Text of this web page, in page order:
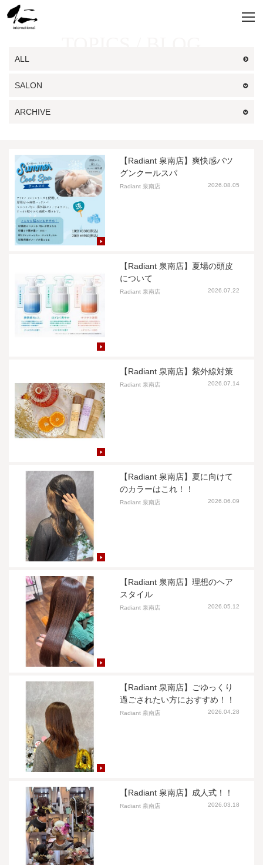
ALL
SALON
ARCHIVE
【Radiant 泉南店】爽快感バツ
グンクールスパ
Radiant 泉南店 2026.08.05
【Radiant 泉南店】夏場の頭皮
について
Radiant 泉南店 2026.07.22
【Radiant 泉南店】紫外線対策
Radiant 泉南店 2026.07.14
【Radiant 泉南店】夏に向けて
のカラーはこれ！！
Radiant 泉南店 2026.06.09
【Radiant 泉南店】理想のヘア
スタイル
Radiant 泉南店 2026.05.12
【Radiant 泉南店】ごゆっくり
過ごされたい方におすすめ！！
Radiant 泉南店 2026.04.28
【Radiant 泉南店】成人式！！
Radiant 泉南店 2026.03.18